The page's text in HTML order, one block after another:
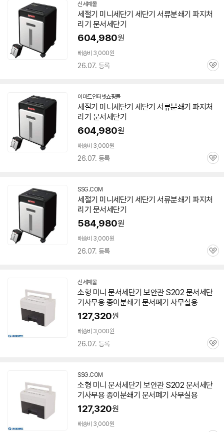
신세계몰
세절기 미니세단기 세단기 서류분쇄기 파지처
리기 문서 세단기
604,980원
배송비 3,000원
26.07. 등록
관
이마트인터넷쇼핑몰
세절기 미니세단기 세단기 서류분쇄기 파지처
리기 문서 세단기
604,980원
배송비 3,000원
26.07. 등록
관
SSG.COM
세절기 미니세단기 세단기 서류분쇄기 파지처
리기 문서 세단기
584,980원
배송비 3,000원
26.07. 등록
관
신세계몰
소형 미니 문서세단기 보안관 S202 문서 세단
기사무용 종이 분쇄기 문서폐기 사무실용
127,320원
배송비 3,000원
26.07. 등록
관
SSG.COM
소형 미니 문서세단기 보안관 S202 문서 세단
기사무용 종이 분쇄기 문서폐기 사무실용
127,320원
배송비 3,000원